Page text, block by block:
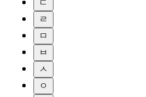
ㄷ
ㄹ
ㅁ
ㅂ
ㅅ
ㅇ